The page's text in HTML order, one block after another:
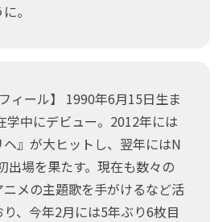
。
ィール】 1990年6月15日生ま
学中にデビュー。2012年には
』が大ヒットし、翌年にはN
出場を果たす。現在も数々の
ニメの主題歌を手がけるなど活
、今年2月には5年ぶり6枚目